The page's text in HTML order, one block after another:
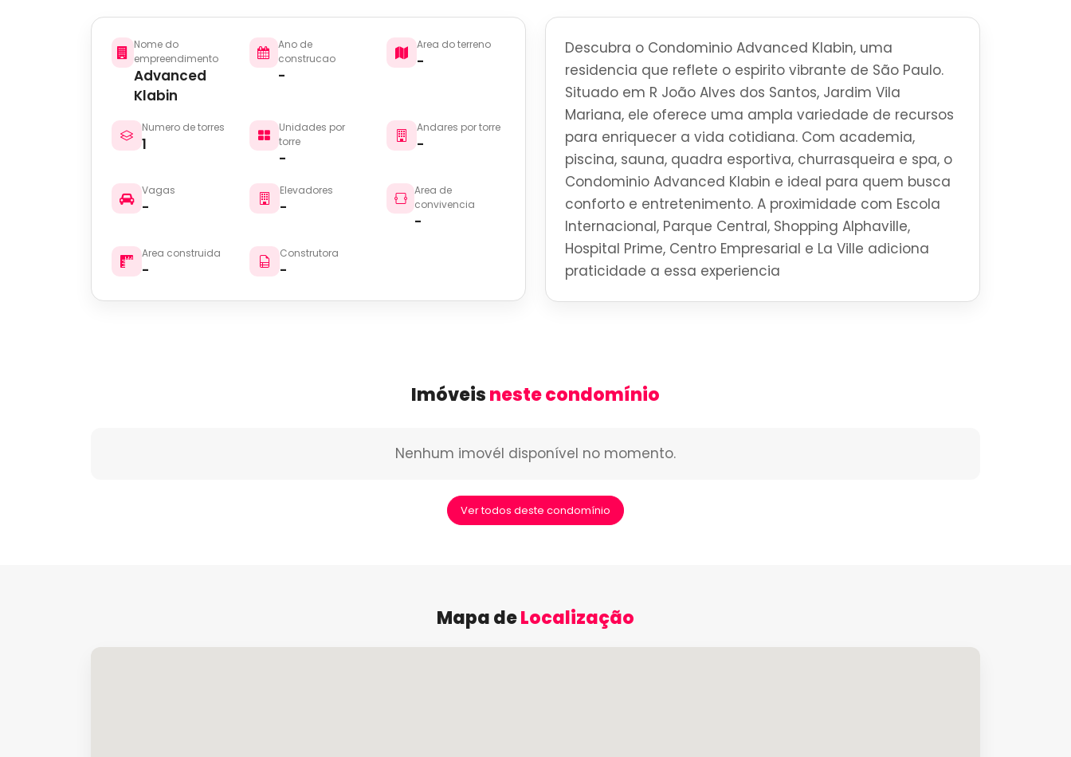
Nome do
empreendimento
Advanced
Klabin
Ano de
construcao
-
Area do terreno
-
Numero de torres
1
Unidades por
torre
-
Andares por torre
-
Vagas
-
Elevadores
-
Area de
convivencia
-
Area construida
-
Construtora
-
Descubra o Condominio Advanced Klabin, uma
residencia que reflete o espirito vibrante de São Paulo.
Situado em R João Alves dos Santos, Jardim Vila
Mariana, ele oferece uma ampla variedade de recursos
para enriquecer a vida cotidiana. Com academia,
piscina, sauna, quadra esportiva, churrasqueira e spa, o
Condominio Advanced Klabin e ideal para quem busca
conforto e entretenimento. A proximidade com Escola
Internacional, Parque Central, Shopping Alphaville,
Hospital Prime, Centro Empresarial e La Ville adiciona
praticidade a essa experiencia
Imóveisneste condomínio
Nenhum imovél disponível no momento.
Ver todos deste condomínio
Mapa deLocalização